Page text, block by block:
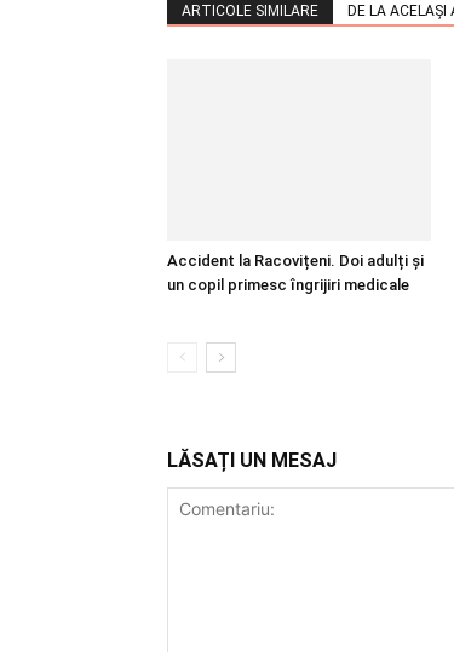
ARTICOLE SIMILARE DE LA ACELAȘI
Accident la Racovițeni. Doi adulți și
un copil primesc îngrijiri medicale
LĂSAȚI UN MESAJ